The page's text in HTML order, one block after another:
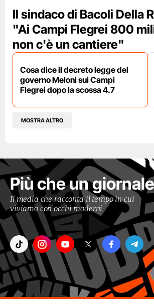
Il sindaco di Bacoli Della
"Ai Campi Flegrei 800
non c'è un cantiere"
Cosa dice il decreto legge del
governo Meloni sui Campi
Flegrei dopo la scossa 4.7
MOSTRA ALTRO
Più che un giornale
Il media che racconta il tempo in cui
viviamo con occhi moderni